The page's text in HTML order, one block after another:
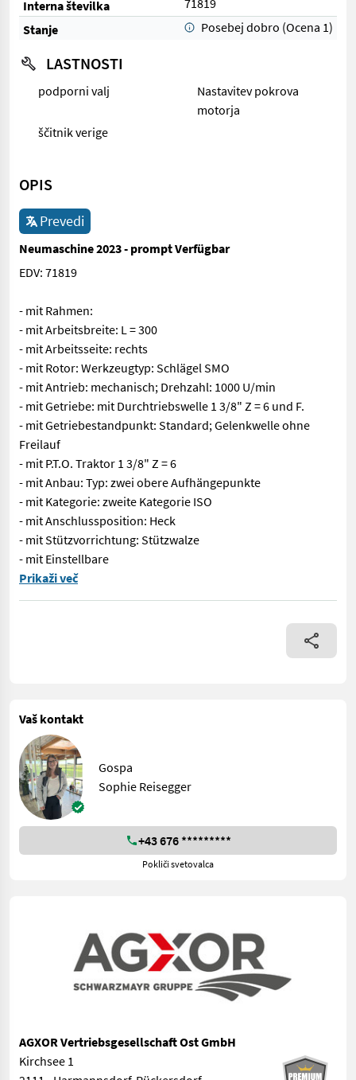
Interna številka
71819
Stanje
Posebej dobro (Ocena 1)
LASTNOSTI
podporni valj
Nastavitev pokrova
motorja
ščitnik verige
OPIS
Prevedi
Neumaschine 2023 - prompt Verfügbar
EDV: 71819
- mit Rahmen:
- mit Arbeitsbreite: L = 300
- mit Arbeitsseite: rechts
- mit Rotor: Werkzeugtyp: Schlägel SMO
- mit Antrieb: mechanisch; Drehzahl: 1000 U/min
- mit Getriebe: mit Durchtriebswelle 1 3/8" Z = 6 und F.
- mit Getriebestandpunkt: Standard; Gelenkwelle ohne
Freilauf
- mit P.T.O. Traktor 1 3/8" Z = 6
- mit Anbau: Typ: zwei obere Aufhängepunkte
- mit Kategorie: zweite Kategorie ISO
- mit Anschlussposition: Heck
- mit Stützvorrichtung: Stützwalze
- mit Einstellbare
EDV: 71819 - mit Rahmen: - mit Arbeitsbreite: L = 300 - mit
Prikaži več
Vaš kontakt
Gospa
Sophie Reisegger
+43 676 *********
Pokliči svetovalca
AGXOR Vertriebsgesellschaft Ost GmbH
Kirchsee 1